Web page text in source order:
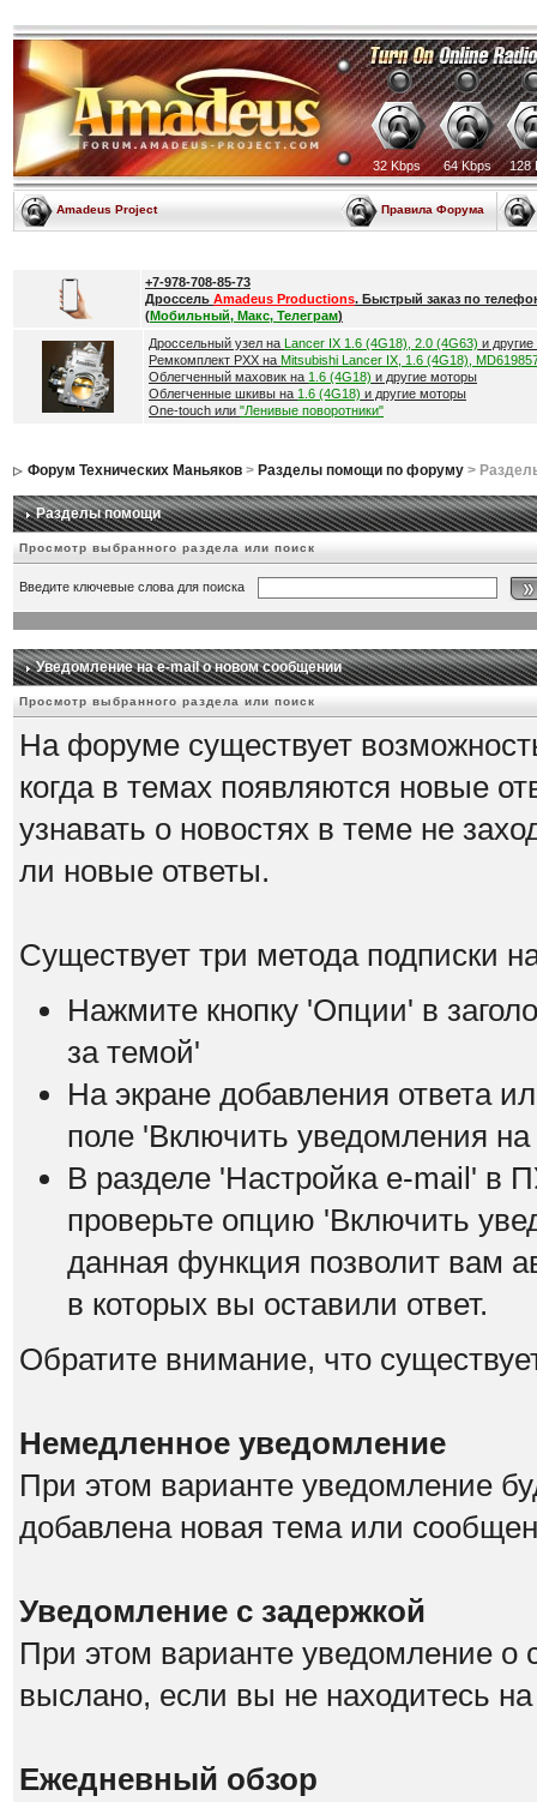
32 Kbps 64 Kbps 128
Amadeus Project Правила Форума
+7-978-708-85-73
Дроссель Amadeus Productions. Быстрый заказ по
(Мобильный, Макс, Телеграм)
Дроссельный узел на Lancer IX 1.6 (4G18), 2.0 (4G63) и
Ремкомплект РХХ на Mitsubishi Lancer IX, 1.6 (4G18),
Облегченный маховик на 1.6 (4G18) и другие моторы
Облегченные шкивы на 1.6 (4G18) и другие моторы
One-touch или "Ленивые поворотники"
Форум Технических Маньяков> Разделы помощи по форуму>
Разделы помощи
Просмотр выбранного раздела или поиск
Введите ключевые слова для поиска
Уведомление на е-mail о новом сообщении
Просмотр выбранного раздела или поиск
На форуме существует
когда в темах появляются новые
узнавать о новостях в теме не
ли новые ответы.
Существует три метода подписки
Нажмите кнопку 'Опции' в
за темой'
На экране добавления ответа
поле 'Включить уведомления на
В разделе 'Настройка е-mail' в
проверьте опцию 'Включить
данная функция позволит вам
в которых вы оставили ответ.
Обратите внимание, что
Немедленное уведомление
При этом варианте уведомление
добавлена новая тема или
Уведомление с задержкой
При этом варианте уведомление о
выслано, если вы не находитесь
Ежедневный обзор